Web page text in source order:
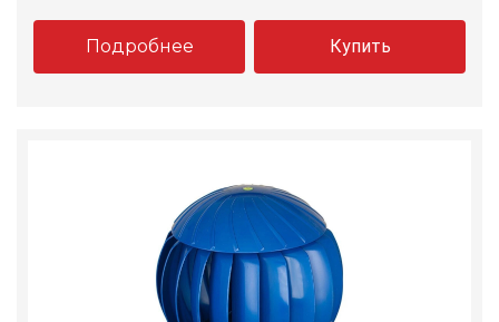
Подробнее Купить